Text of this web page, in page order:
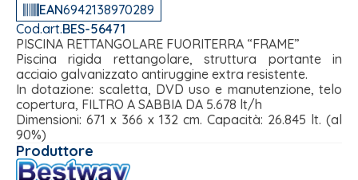
EAN6942138970289
Cod.art.BES-56471
PISCINA RETTANGOLARE FUORITERRA “FRAME”
Piscina rigida rettangolare, struttura portante in
acciaio galvanizzato antiruggine extra resistente.
In dotazione: scaletta, DVD uso e manutenzione, telo
copertura, FILTRO A SABBIA DA 5.678 lt/h
Dimensioni: 671 x 366 x 132 cm. Capacità: 26.845 lt. (al
90%)
Produttore